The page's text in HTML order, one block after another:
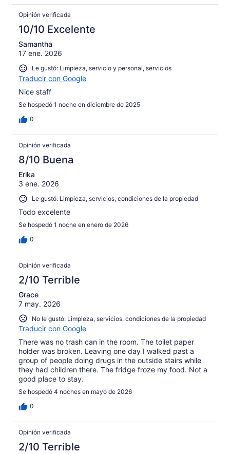
Opinión verificada
10/10 Excelente
Samantha
17 ene. 2026
Le gustó: Limpieza, servicio y personal, servicios
Traducir con Google
Nice staff
Se hospedó 1 noche en diciembre de 2025
0
Opinión verificada
8/10 Buena
Erika
3 ene. 2026
Le gustó: Limpieza, servicios, condiciones de la propiedad
Todo excelente
Se hospedó 1 noche en enero de 2026
0
Opinión verificada
2/10 Terrible
Grace
7 may. 2026
No le gustó: Limpieza, servicios, condiciones de la propiedad
Traducir con Google
There was no trash can in the room. The toilet paper
holder was broken. Leaving one day I walked past a
group of people doing drugs in the outside stairs while
they had children there. The fridge froze my food. Not a
good place to stay.
Se hospedó 4 noches en mayo de 2026
0
Opinión verificada
2/10 Terrible